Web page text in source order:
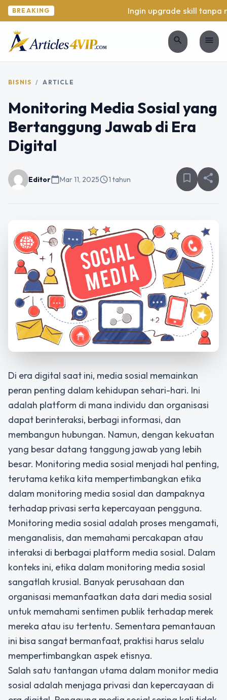
BREAKING Ingin upgrade skill tanpa
search menu
BISNIS / ARTICLE
Monitoring Media Sosial yang
Bertanggung Jawab di Era
Digital
Editorcalendar_todayMar 11, 2025schedule1 tahun bookmark_border share
Di era digital saat ini, media sosial memainkan
peran penting dalam kehidupan sehari-hari. Ini
adalah platform di mana individu dan organisasi
dapat berinteraksi, berbagi informasi, dan
membangun hubungan. Namun, dengan kekuatan
yang besar datang tanggung jawab yang lebih
besar. Monitoring media sosial menjadi hal penting,
terutama ketika kita mempertimbangkan etika
dalam monitoring media sosial dan dampaknya
terhadap privasi serta kepercayaan pengguna.
Monitoring media sosial adalah proses mengamati,
menganalisis, dan memahami percakapan atau
interaksi di berbagai platform media sosial. Dalam
konteks ini, etika dalam monitoring media sosial
sangatlah krusial. Banyak perusahaan dan
organisasi memanfaatkan data dari media sosial
untuk memahami sentimen publik terhadap merek
mereka atau isu tertentu. Sementara pemantauan
ini bisa sangat bermanfaat, praktisi harus selalu
mempertimbangkan aspek etisnya.
Salah satu tantangan utama dalam monitor media
sosial adalah menjaga privasi dan kepercayaan di